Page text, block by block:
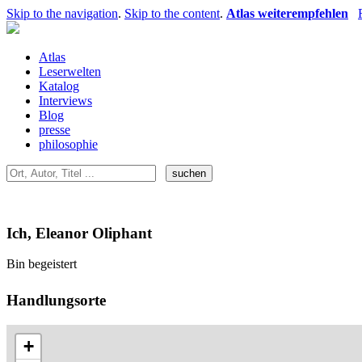
Skip to the navigation. Skip to the content. Atlas weiterempfehlen
Atlas
Leserwelten
Katalog
Interviews
Blog
presse
philosophie
Ich, Eleanor Oliphant
Bin begeistert
Handlungsorte
+